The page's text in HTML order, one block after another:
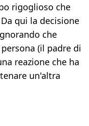
rigoglioso che
qui la decisione
che
(il padre di
reazione che ha
un'altra